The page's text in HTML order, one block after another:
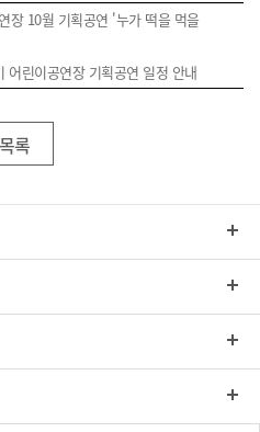
장 10월 기획공연 '누가 떡을 먹을
어린이공연장 기획공연 일정 안내
목록